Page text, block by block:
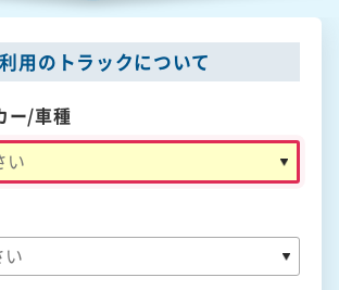
用のトラックについて
ー/車種